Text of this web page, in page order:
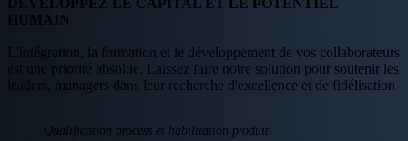
HUMAIN
L'intégration, la formation et le développement de vos collaborateurs
est une priorité absolue. Laissez faire notre solution pour soutenir les
leaders, managers dans leur recherche d'excellence et de fidélisation
Qualification process et habilitation produit